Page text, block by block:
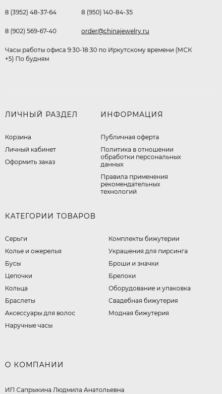
8 (3952) 48-37-64 8 (950) 140-84-35
8 (902) 569-67-40 order@chinajewelry.ru
Часы работы офиса 9:30-18:30 по Иркутскому времени (МСК
+5) По будням
ЛИЧНЫЙ РАЗДЕЛ
Корзина
Личный кабинет
Оформить заказ
ИНФОРМАЦИЯ
Публичная оферта
​Политика в отношении
обработки персональных
данных
Правила применения
рекомендательных
технологий
КАТЕГОРИИ ТОВАРОВ
Серьги
Колье и ожерелья
Бусы
Цепочки
Кольца
Браслеты
Аксессуары для волос
Наручные часы
Комплекты бижутерии
Украшения для пирсинга
Броши и значки
Брелоки
Оборудование и упаковка
Свадебная бижутерия
Модная бижутерия
О КОМПАНИИ
ИП Сапрыкина Людмила Анатольевна